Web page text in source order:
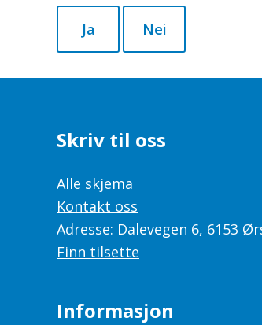
Ja Nei
Skriv til oss
Alle skjema
Kontakt oss
Adresse: Dalevegen 6, 6153
Finn tilsette
Informasjon